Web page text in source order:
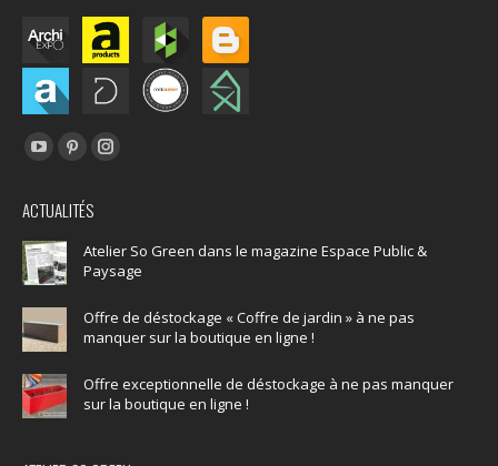
Trouvez nous sur :
YouTube
opens
in
new
window
Pinterest
opens
new
Instagram
in
new
ACTUALITÉS
Atelier So Green dans le magazine Espace Public &
Paysage
Offre de déstockage « Coffre de jardin » à ne pas
manquer sur la boutique en ligne !
Offre exceptionnelle de déstockage à ne pas manquer
sur la boutique en ligne !